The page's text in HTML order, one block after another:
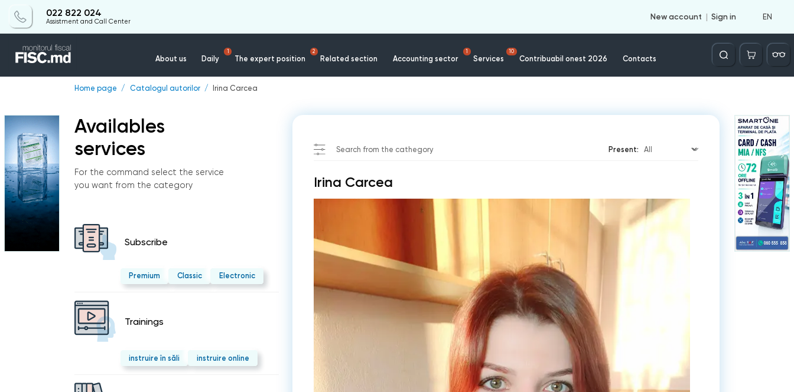
022 822 024
Assistment and Call Center
New account Sign in EN
About us Daily
1
The expert position
2
Related section Accounting sector
1
Services
10
Contribuabil onest 2026 Contacts
Căutare
Home page Catalogul autorilor Irina Carcea
Availables
services
For the command select the service
you want from the category
Subscribe
Premium Classic Electronic
Trainings
instruire în săli instruire online
Search from the cathegory Present:
Irina Carcea